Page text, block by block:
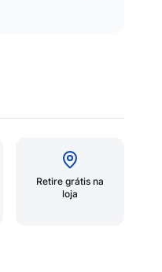
Retire grátis na
loja